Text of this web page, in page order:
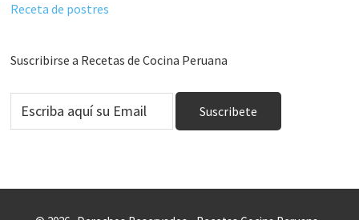
Receta de postres
Suscribirse a Recetas de Cocina Peruana